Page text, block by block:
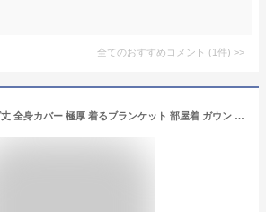
全てのおすすめコメント (1件) >
着る毛布 ロング丈 全身カバー 極厚 着るブランケット 部屋着 ガウン フード付き ポケット レディース メンズ ルームウェア カップル 冬用 もこもこ オーバーサイズ ブラック